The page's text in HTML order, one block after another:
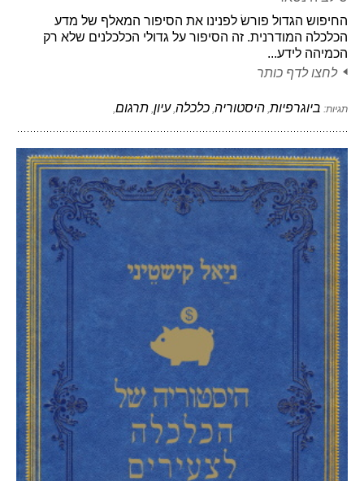
החיפוש הגדול פורשׂ לפנינו את הסיפור המאלף של מדע
הכלכלה המודרנית. זה הסיפור על גדולי הכלכלנים שלא רק
הכמיהה לידע...
לחצו לדף כותר
תגיות: ביוגרפיות היסטוריה כלכלה ,עיון תרגום